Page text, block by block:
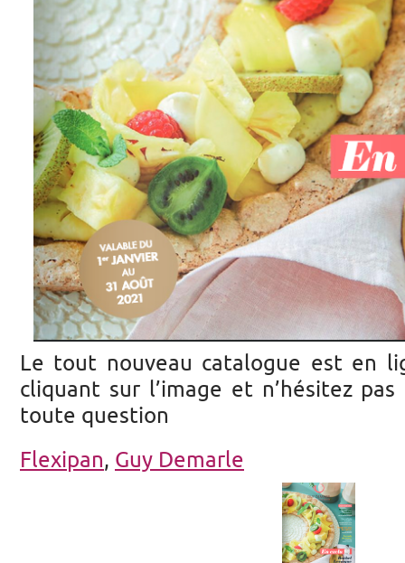
Le tout nouveau catalogue est en
cliquant sur l’image et n’hésitez
toute question
Flexipan, Guy Demarle